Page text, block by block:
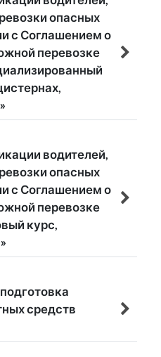
опасных
с Соглашением о
перевозке
водителей,
опасных
с Соглашением о
перевозке
курс,
средств